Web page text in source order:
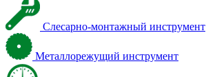
Слесарно-монтажный инструмент
Металлорежущий инструмент